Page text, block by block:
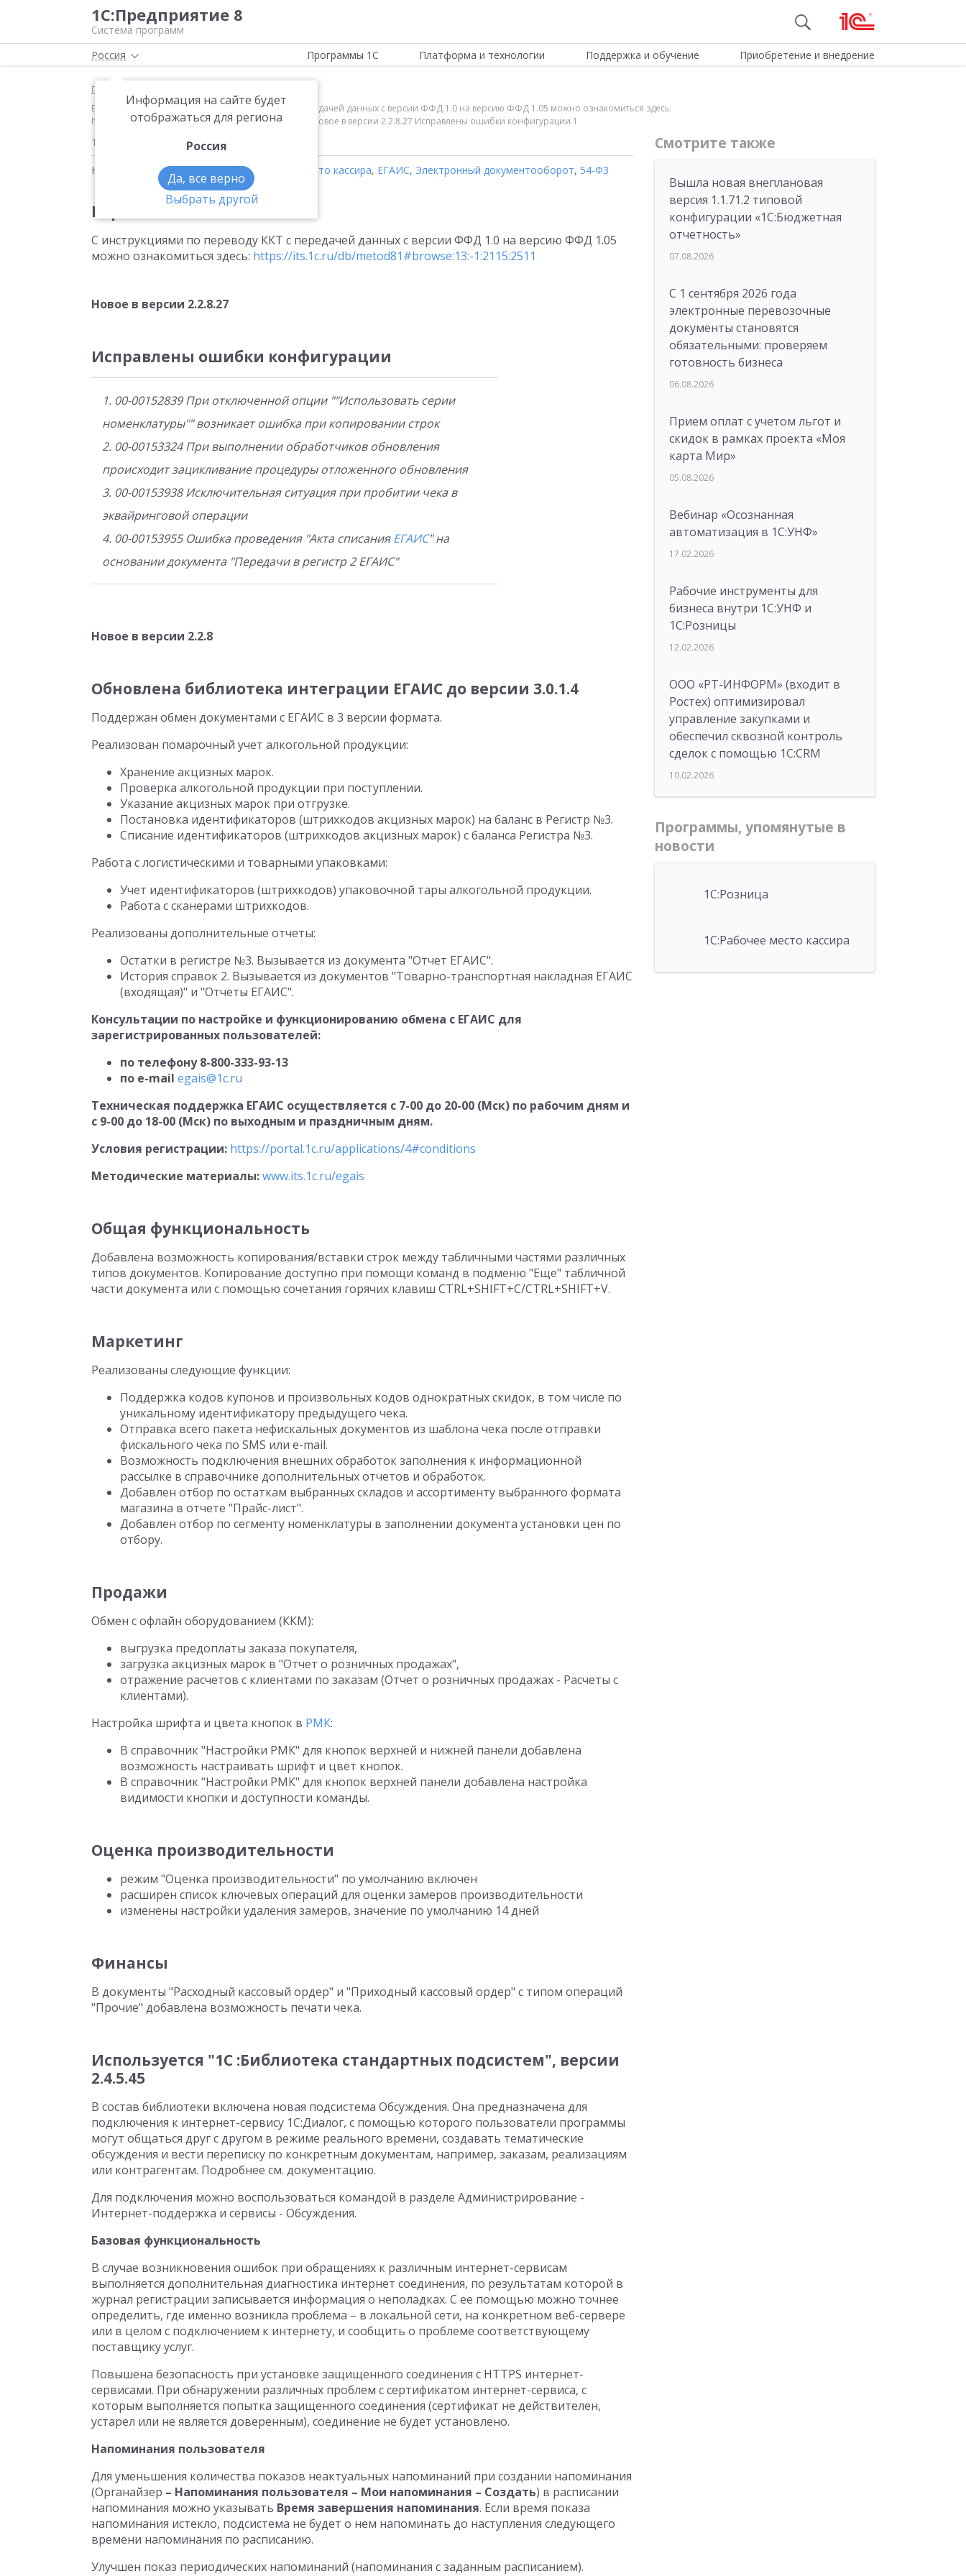
1С:Предприятие 8
Система программ
Россия
Информация на сайте будет
отображаться для региона
Россия
Да, все верно
Выбрать другой
Программы 1С Платформа и технологии Поддержка и обучение Приобретение и внедрение
Главная
Версия 2.2.8 С инструкциями по переводу ККТ с передачей данных с версии ФФД 1.0 на версию ФФД 1.05 можно ознакомиться здесь:
https://its.1c.ru/db/metod81#browse:13:-1:2115:2511 Новое в версии 2.2.8.27 Исправлены ошибки конфигурации 1
16.05.2018
Новости на тему:1С:Розница,1С:Рабочее место кассира, ЕГАИС, Электронный документооборот, 54-ФЗ
Версия 2.2.8
С инструкциями по переводу ККТ с передачей данных с версии ФФД 1.0 на версию ФФД 1.05
можно ознакомиться здесь: https://its.1c.ru/db/metod81#browse:13:-1:2115:2511
Новое в версии 2.2.8.27
Исправлены ошибки конфигурации
1. 00-00152839 При отключенной опции ""Использовать серии
номенклатуры"" возникает ошибка при копировании строк
2. 00-00153324 При выполнении обработчиков обновления
происходит зацикливание процедуры отложенного обновления
3. 00-00153938 Исключительная ситуация при пробитии чека в
эквайринговой операции
4. 00-00153955 Ошибка проведения "Акта списанияЕГАИС" на
основании документа "Передачи в регистр 2 ЕГАИС"
Новое в версии 2.2.8
Обновлена библиотека интеграции ЕГАИС до версии 3.0.1.4
Поддержан обмен документами с ЕГАИС в 3 версии формата.
Реализован помарочный учет алкогольной продукции:
Хранение акцизных марок.
Проверка алкогольной продукции при поступлении.
Указание акцизных марок при отгрузке.
Постановка идентификаторов (штрихкодов акцизных марок) на баланс в Регистр №3.
Списание идентификаторов (штрихкодов акцизных марок) с баланса Регистра №3.
Работа с логистическими и товарными упаковками:
Учет идентификаторов (штрихкодов) упаковочной тары алкогольной продукции.
Работа с сканерами штрихкодов.
Реализованы дополнительные отчеты:
Остатки в регистре №3. Вызывается из документа "Отчет ЕГАИС".
История справок 2. Вызывается из документов "Товарно-транспортная накладная ЕГАИС
(входящая)" и "Отчеты ЕГАИС".
Консультации по настройке и функционированию обмена с ЕГАИС для
зарегистрированных пользователей:
по телефону 8-800-333-93-13
по e-mail egais@1c.ru
Техническая поддержка ЕГАИС осуществляется с 7-00 до 20-00 (Мск) по рабочим дням и
с 9-00 до 18-00 (Мск) по выходным и праздничным дням.
Условия регистрации: https://portal.1c.ru/applications/4#conditions
Методические материалы:www.its.1c.ru/egais
Общая функциональность
Добавлена возможность копирования/вставки строк между табличными частями различных
типов документов. Копирование доступно при помощи команд в подменю "Еще" табличной
части документа или с помощью сочетания горячих клавиш CTRL+SHIFT+C/CTRL+SHIFT+V.
Маркетинг
Реализованы следующие функции:
Поддержка кодов купонов и произвольных кодов однократных скидок, в том числе по
уникальному идентификатору предыдущего чека.
Отправка всего пакета нефискальных документов из шаблона чека после отправки
фискального чека по SMS или e-mail.
Возможность подключения внешних обработок заполнения к информационной
рассылке в справочнике дополнительных отчетов и обработок.
Добавлен отбор по остаткам выбранных складов и ассортименту выбранного формата
магазина в отчете "Прайс-лист".
Добавлен отбор по сегменту номенклатуры в заполнении документа установки цен по
отбору.
Продажи
Обмен с офлайн оборудованием (ККМ):
выгрузка предоплаты заказа покупателя,
загрузка акцизных марок в "Отчет о розничных продажах",
отражение расчетов с клиентами по заказам (Отчет о розничных продажах - Расчеты с
клиентами).
Настройка шрифта и цвета кнопок в РМК:
В справочник "Настройки РМК" для кнопок верхней и нижней панели добавлена
возможность настраивать шрифт и цвет кнопок.
В справочник "Настройки РМК" для кнопок верхней панели добавлена настройка
видимости кнопки и доступности команды.
Оценка производительности
режим "Оценка производительности" по умолчанию включен
расширен список ключевых операций для оценки замеров производительности
изменены настройки удаления замеров, значение по умолчанию 14 дней
Финансы
В документы "Расходный кассовый ордер" и "Приходный кассовый ордер" с типом операций
"Прочие" добавлена возможность печати чека.
Используется "1C :Библиотека стандартных подсистем", версии
2.4.5.45
В состав библиотеки включена новая подсистема Обсуждения. Она предназначена для
подключения к интернет-сервису 1С:Диалог, с помощью которого пользователи программы
могут общаться друг с другом в режиме реального времени, создавать тематические
обсуждения и вести переписку по конкретным документам, например, заказам, реализациям
или контрагентам. Подробнее см. документацию.
Для подключения можно воспользоваться командой в разделе Администрирование -
Интернет-поддержка и сервисы - Обсуждения.
Базовая функциональность
В случае возникновения ошибок при обращениях к различным интернет-сервисам
выполняется дополнительная диагностика интернет соединения, по результатам которой в
журнал регистрации записывается информация о неполадках. С ее помощью можно точнее
определить, где именно возникла проблема – в локальной сети, на конкретном веб-сервере
или в целом с подключением к интернету, и сообщить о проблеме соответствующему
поставщику услуг.
Повышена безопасность при установке защищенного соединения с HTTPS интернет-
сервисами. При обнаружении различных проблем с сертификатом интернет-сервиса, с
которым выполняется попытка защищенного соединения (сертификат не действителен,
устарел или не является доверенным), соединение не будет установлено.
Напоминания пользователя
Для уменьшения количества показов неактуальных напоминаний при создании напоминания
(Органайзер – Напоминания пользователя – Мои напоминания – Создать) в расписании
напоминания можно указывать Время завершения напоминания. Если время показа
напоминания истекло, подсистема не будет о нем напоминать до наступления следующего
времени напоминания по расписанию.
Улучшен показ периодических напоминаний (напоминания с заданным расписанием).
Смотрите также
Вышла новая внеплановая
версия 1.1.71.2 типовой
конфигурации «1C:Бюджетная
отчетность»
07.08.2026
С 1 сентября 2026 года
электронные перевозочные
документы становятся
обязательными: проверяем
готовность бизнеса
06.08.2026
Прием оплат с учетом льгот и
скидок в рамках проекта «Моя
карта Мир»
05.08.2026
Вебинар «Осознанная
автоматизация в 1С:УНФ»
17.02.2026
Рабочие инструменты для
бизнеса внутри 1С:УНФ и
1С:Розницы
12.02.2026
ООО «РТ-ИНФОРМ» (входит в
Ростех) оптимизировал
управление закупками и
обеспечил сквозной контроль
сделок с помощью 1С:CRM
10.02.2026
Программы, упомянутые в
новости
1С:Розница
1С:Рабочее место кассира